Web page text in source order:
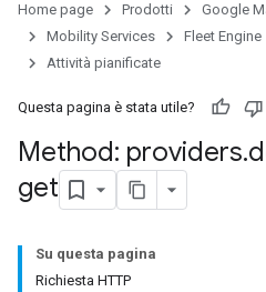
Home page Prodotti
Google
Mobility Services
Fleet Engine
Attività pianificate
Questa pagina è stata utile?
Method: providers.
get
Su questa pagina
Richiesta HTTP